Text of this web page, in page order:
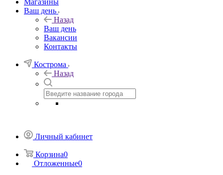
Магазины
Ваш день
Назад
Ваш день
Вакансии
Контакты
Кострома
Назад
Личный кабинет
Корзина0
Отложенные0